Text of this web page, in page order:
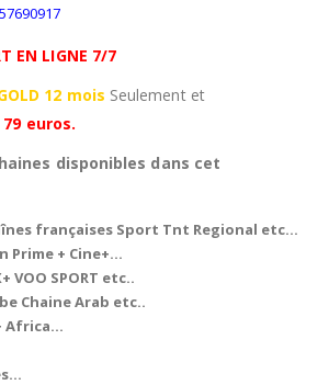
EN LIGNE 7/7
12 mois Seulement et
79 euros.
disponibles dans cet
françaises Sport Tnt Regional etc…
Prime + Cine+…
VOO SPORT etc..
Chaine Arab etc..
Africa…